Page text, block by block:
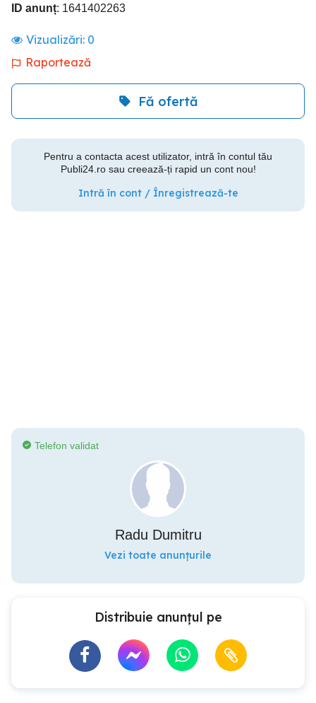
ID anunț: 1641402263
Vizualizări: 0
Raportează
Fă ofertă
Pentru a contacta acest utilizator, intră în contul tău
Publi24.ro sau creează-ți rapid un cont nou!
Intră în cont / Înregistrează-te
Telefon validat
Radu Dumitru
Vezi toate anunțurile
Distribuie anunțul pe